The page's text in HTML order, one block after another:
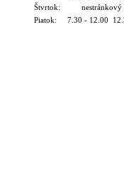
Štvrtok: nestránkový
Piatok: 7.30 - 12.00